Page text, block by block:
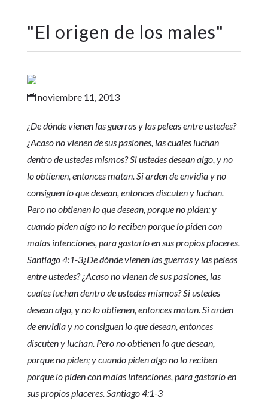
"El origen de los males"
noviembre 11, 2013
¿De dónde vienen las guerras y las peleas entre ustedes?
¿Acaso no vienen de sus pasiones, las cuales luchan
dentro de ustedes mismos? Si ustedes desean algo, y no
lo obtienen, entonces matan. Si arden de envidia y no
consiguen lo que desean, entonces discuten y luchan.
Pero no obtienen lo que desean, porque no piden; y
cuando piden algo no lo reciben porque lo piden con
malas intenciones, para gastarlo en sus propios placeres.
Santiago 4:1-3¿De dónde vienen las guerras y las peleas
entre ustedes? ¿Acaso no vienen de sus pasiones, las
cuales luchan dentro de ustedes mismos? Si ustedes
desean algo, y no lo obtienen, entonces matan. Si arden
de envidia y no consiguen lo que desean, entonces
discuten y luchan. Pero no obtienen lo que desean,
porque no piden; y cuando piden algo no lo reciben
porque lo piden con malas intenciones, para gastarlo en
sus propios placeres. Santiago 4:1-3